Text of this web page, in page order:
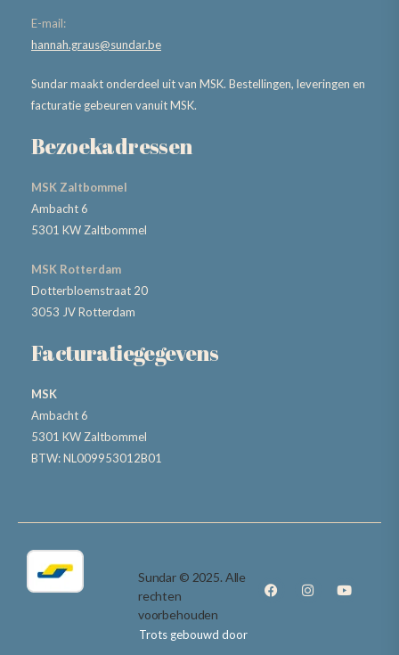
E-mail:
hannah.graus@sundar.be
Sundar maakt onderdeel uit van MSK. Bestellingen, leveringen en
facturatie gebeuren vanuit MSK.
Bezoekadressen
MSK Zaltbommel
Ambacht 6
5301 KW Zaltbommel
MSK Rotterdam
Dotterbloemstraat 20
3053 JV Rotterdam
Facturatiegegevens
MSK
Ambacht 6
5301 KW Zaltbommel
BTW: NL009953012B01
Sundar © 2025. Alle
rechten
voorbehouden
Trots gebouwd door